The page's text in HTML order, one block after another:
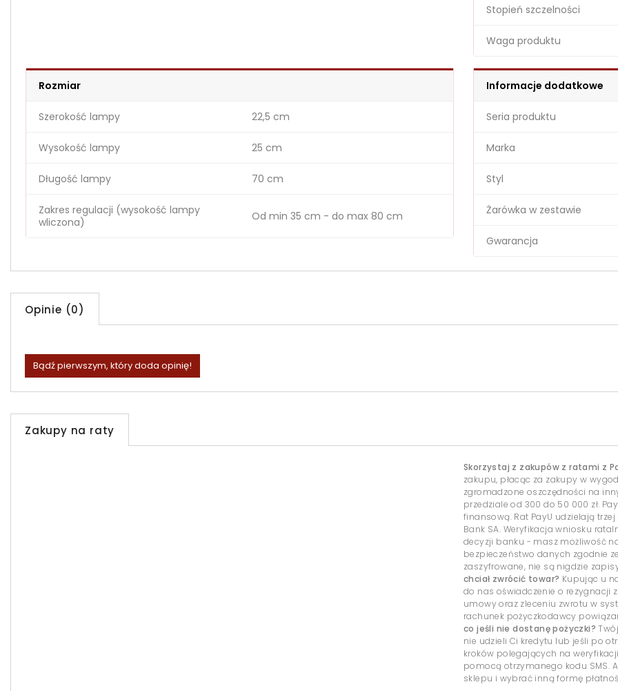
Stopień szczelności
Waga produktu
Rozmiar
Szerokość lampy 22,5 cm
Wysokość lampy 25 cm
Długość lampy 70 cm
Zakres regulacji (wysokość lampy
wliczona)
Od min 35 cm - do max 80 cm
Informacje dodatkowe
Seria produktu
Marka
Styl
Żarówka w zestawie
Gwarancja
Opinie (0)
Bądź pierwszym, który doda opinię!
Zakupy na raty
Skorzystaj z zakupów z ratami z
zakupu, płacąc za zakupy w
zgromadzone oszczędności na
przedziale od 300 do 50 000 zł.
finansową. Rat PayU udzielają
Bank SA. Weryfikacja wniosku
decyzji banku - masz możliwość
bezpieczeństwo danych zgodnie
zaszyfrowane, nie są nigdzie
chciał zwrócić towar? Kupując u
do nas oświadczenie o rezygnacji
umowy oraz zleceniu zwrotu w
rachunek pożyczkodawcy
co jeśli nie dostanę pożyczki?
nie udzieli Ci kredytu lub jeśli po
kroków polegających na
pomocą otrzymanego kodu SMS.
sklepu i wybrać inną formę